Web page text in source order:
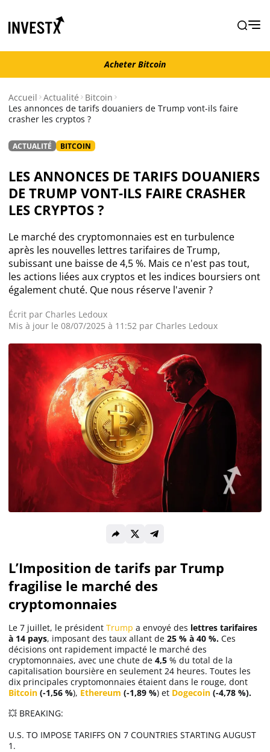
Acheter Bitcoin
Actualité
Actualité Bitcoin
Actualité Ethereum
Actualité Altcoins
Actualité NFT
Actualité Exchanges
Actualité IA
Guides
Acheter Cryptomonnaies
Prédictions
Cryptomonnaies
Bitcoin (BTC)
Ethereum (ETH)
Solana (SOL)
Ripple (XRP)
Dogecoin (DOGE)
Binance Coin (BNB)
Acheter Bitcoin
Accueil Actualité
Bitcoin
Les annonces de tarifs douaniers de Trump vont-ils faire
crasher les cryptos ?
ACTUALITÉ BITCOIN
LES ANNONCES DE TARIFS DOUANIERS
DE TRUMP VONT-ILS FAIRE CRASHER
LES CRYPTOS ?
Le marché des cryptomonnaies est en turbulence
après les nouvelles lettres tarifaires de Trump,
subissant une baisse de 4,5 %. Mais ce n'est pas tout,
les actions liées aux cryptos et les indices boursiers ont
également chuté. Que nous réserve l'avenir ?
Écrit par Charles Ledoux
Mis à jour le 08/07/2025 à 11:52 par Charles Ledoux
L’Imposition de tarifs par Trump
fragilise le marché des
cryptomonnaies
Le 7 juillet, le président Trump a envoyé des lettres tarifaires
à 14 pays, imposant des taux allant de 25 % à 40 %. Ces
décisions ont rapidement impacté le marché des
cryptomonnaies, avec une chute de 4,5 % du total de la
capitalisation boursière en seulement 24 heures. Toutes les
dix principales cryptomonnaies étaient dans le rouge, dont
Bitcoin (-1,56 %), Ethereum (-1,89 %) et Dogecoin (-4,78 %).
💥 BREAKING:
U.S. TO IMPOSE TARIFFS ON 7 COUNTRIES STARTING AUGUST
1.